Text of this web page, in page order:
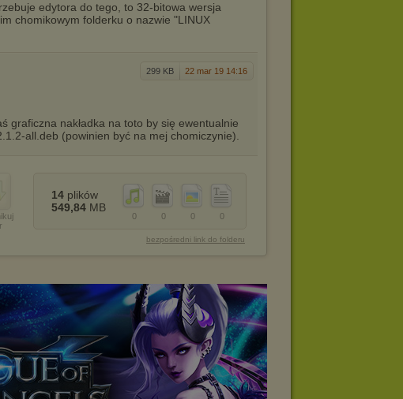
edytora do tego, to 32-bitowa wersja
chomikowym folderku o nazwie "LINUX
299 KB 22 mar 19 14:16
graficzna nakładka na toto by się ewentualnie
all.deb (powinien być na mej chomiczynie).
0
0
0
0
14 plików
549,84 MB
bezpośredni link do folderu